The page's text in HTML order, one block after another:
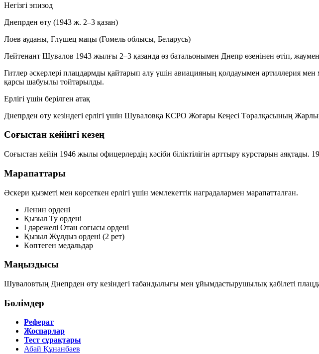
Негізгі эпизод
Днепрден өту (1943 ж. 2–3 қазан)
Лоев ауданы, Глушец маңы (Гомель облысы, Беларусь)
Лейтенант Шувалов 1943 жылғы 2–3 қазанда өз батальонымен Днепр өзенінен өтіп, жаумен
Гитлер әскерлері плацдармды қайтарып алу үшін авиацияның қолдауымен артиллерия
қарсы шабуылы тойтарылды.
Ерлігі үшін берілген атақ
Днепрден өту кезіндегі ерлігі үшін Шуваловқа КСРО Жоғары Кеңесі Төралқасының
Соғыстан кейінгі кезең
Соғыстан кейін 1946 жылы офицерлердің кәсіби біліктілігін арттыру курстарын
Марапаттары
Әскери қызметі мен көрсеткен ерлігі үшін мемлекеттік наградалармен марапатталған.
Ленин ордені
Қызыл Ту ордені
І дәрежелі Отан соғысы ордені
Қызыл Жұлдыз ордені (2 рет)
Көптеген медальдар
Маңыздысы
Шуваловтың Днепрден өту кезіндегі табандылығы мен ұйымдастырушылық қабілеті
Бөлімдер
Реферат
Жоспарлар
Тест сұрақтары
Абай Құнанбаев